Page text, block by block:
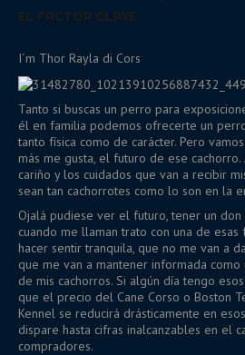
EL FACTOR CLAVE
I´m Thor Rayla di Cors
Tanto si buscas un perro para
él en familia podemos ofrecerte un
tanto física como de carácter. Pero
más me gusta, el futuro de ese
cariño y los cuidados que van a recibir
sean tan cachorrotes como lo son en la
Ojalá pudiese ver el futuro, tener un
cuando me llaman trato con una de esas
hacer sentir tranquila, que no me van a
que me van a mantener informada
de mis cachorros. Si algún día tengo
que el precio del Cane Corso o Boston
Kennel se reducirá drásticamente en
dispare hasta cifras inalcanzables en el
compradores.